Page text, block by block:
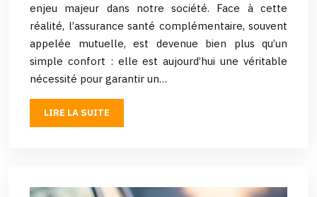
enjeu majeur dans notre société. Face à cette
réalité, l’assurance santé complémentaire, souvent
appelée mutuelle, est devenue bien plus qu’un
simple confort : elle est aujourd’hui une véritable
nécessité pour garantir un…
LIRE LA SUITE